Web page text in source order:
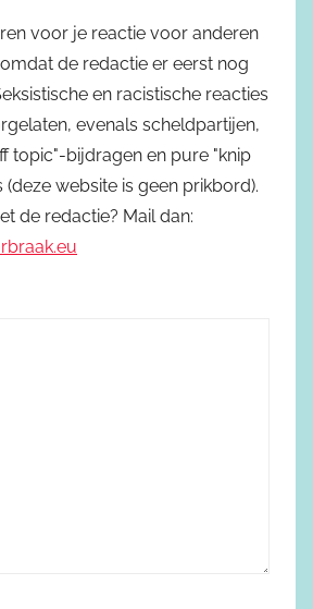
voor je reactie voor anderen
de redactie er eerst nog
en racistische reacties
evenals scheldpartijen,
topic"-bijdragen en pure "knip
website is geen prikbord).
de redactie? Mail dan: